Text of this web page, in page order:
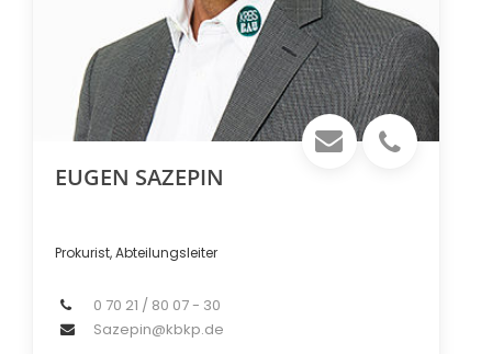
EUGEN SAZEPIN
Prokurist, Abteilungsleiter
0 70 21 / 80 07 - 30
Sazepin@kbkp.de